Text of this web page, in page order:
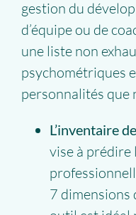
gestion du
d’équipe ou de
une liste non
psychométriques
personnalités que
L’inventaire
vise à prédire
7 dimensions